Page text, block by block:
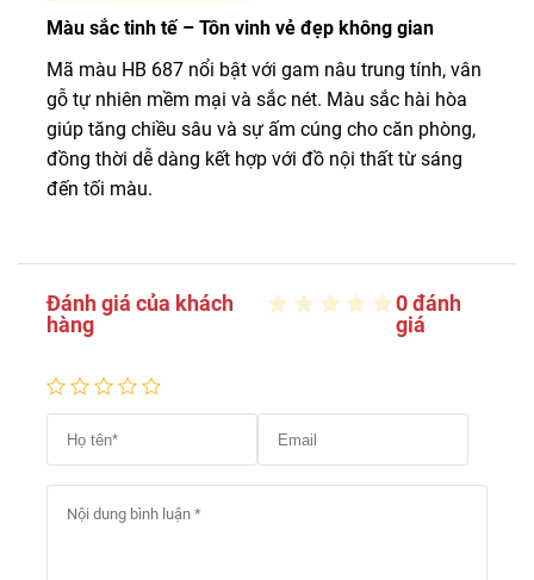
Màu sắc tinh tế – Tôn vinh vẻ đẹp không gian
Mã màu HB 687 nổi bật với gam nâu trung tính, vân
gỗ tự nhiên mềm mại và sắc nét. Màu sắc hài hòa
giúp tăng chiều sâu và sự ấm cúng cho căn phòng,
đồng thời dễ dàng kết hợp với đồ nội thất từ sáng
đến tối màu.
Đánh giá của khách
hàng
0 đánh
giá